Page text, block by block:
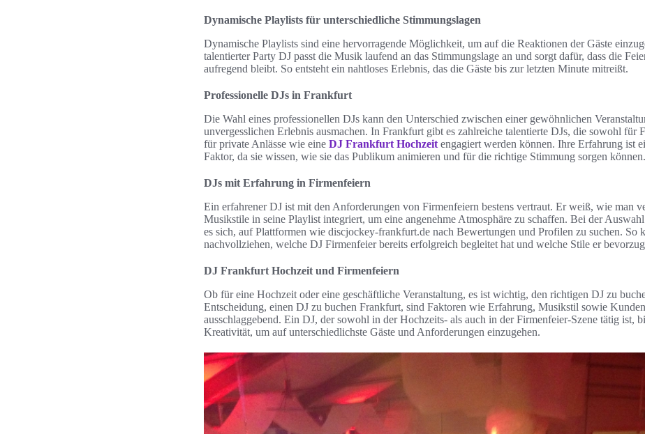
Dynamische Playlists für unterschiedliche Stimmungslagen
Dynamische Playlists sind eine hervorragende Möglichkeit, um auf die Reaktionen der Gäste
talentierter Party DJ passt die Musik laufend an das Stimmungslage an und sorgt dafür, dass die
aufregend bleibt. So entsteht ein nahtloses Erlebnis, das die Gäste bis zur letzten Minute mitreißt.
Professionelle DJs in Frankfurt
Die Wahl eines professionellen DJs kann den Unterschied zwischen einer gewöhnlichen
unvergesslichen Erlebnis ausmachen. In Frankfurt gibt es zahlreiche talentierte DJs, die sowohl für
für private Anlässe wie eine DJ Frankfurt Hochzeit engagiert werden können. Ihre Erfahrung ist
Faktor, da sie wissen, wie sie das Publikum animieren und für die richtige Stimmung sorgen können.
DJs mit Erfahrung in Firmenfeiern
Ein erfahrener DJ ist mit den Anforderungen von Firmenfeiern bestens vertraut. Er weiß, wie man
Musikstile in seine Playlist integriert, um eine angenehme Atmosphäre zu schaffen. Bei der
es sich, auf Plattformen wie discjockey-frankfurt.de nach Bewertungen und Profilen zu suchen. So
nachvollziehen, welche DJ Firmenfeier bereits erfolgreich begleitet hat und welche Stile er
DJ Frankfurt Hochzeit und Firmenfeiern
Ob für eine Hochzeit oder eine geschäftliche Veranstaltung, es ist wichtig, den richtigen DJ zu
Entscheidung, einen DJ zu buchen Frankfurt, sind Faktoren wie Erfahrung, Musikstil sowie
ausschlaggebend. Ein DJ, der sowohl in der Hochzeits- als auch in der Firmenfeier-Szene tätig ist,
Kreativität, um auf unterschiedlichste Gäste und Anforderungen einzugehen.